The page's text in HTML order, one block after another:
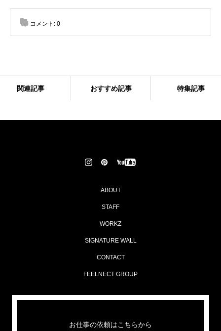
コメント: 0
関連記事 おすすめ記事 特集記事
ABOUT
STAFF
WORKZ
SIGNATURE WALL
CONTACT
FEELNECT GROUP
お仕事の依頼はこちらから